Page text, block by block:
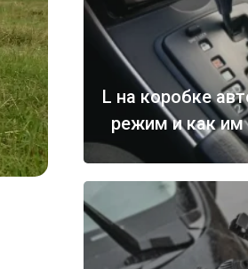
L на коробке
режим и как им